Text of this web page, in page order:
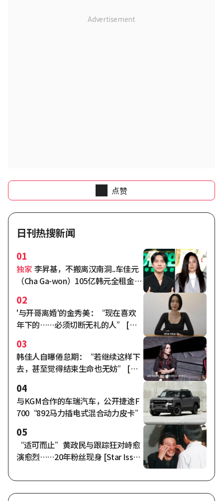
点赞
日刊热搜新闻
01
独家 李昇基，不搬离汉南洞..车佳元
（Cha Ga-won）105亿韩元全租金纠
02
'与开哥离婚'的金秀美：“现在喜欢
年下的……必须切断无礼的人” [秀
03
韩佳人自曝倦怠期：“若继续这样下
去，甚至觉得结束生命也无妨” [自
04
与KGM合作的车瑞汽车，公开捷途F
700“892马力插电式混合动力皮卡”
05
“适可而止”黄政民与跟踪狂对峙愈
演愈烈……20年粉丝现身 [Star Issu